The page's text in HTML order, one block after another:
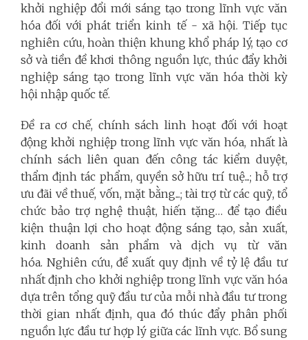
khởi nghiệp đổi mới sáng tạo trong lĩnh vực văn
hóa đối với phát triển kinh tế - xã hội. Tiếp tục
nghiên cứu, hoàn thiện khung khổ pháp lý, tạo cơ
sở và tiền đề khơi thông nguồn lực, thúc đẩy khởi
nghiệp sáng tạo trong lĩnh vực văn hóa thời kỳ
hội nhập quốc tế.
Đề ra cơ chế, chính sách linh hoạt đối với hoạt
động khởi nghiệp trong lĩnh vực văn hóa, nhất là
chính sách liên quan đến công tác kiểm duyệt,
thẩm định tác phẩm, quyền sở hữu trí tuệ...; hỗ trợ
ưu đãi về thuế, vốn, mặt bằng...; tài trợ từ các quỹ, tổ
chức bảo trợ nghệ thuật, hiến tặng… để tạo điều
kiện thuận lợi cho hoạt động sáng tạo, sản xuất,
kinh doanh sản phẩm và dịch vụ từ văn
hóa. Nghiên cứu, đề xuất quy định về tỷ lệ đầu tư
nhất định cho khởi nghiệp trong lĩnh vực văn hóa
dựa trên tổng quỹ đầu tư của mỗi nhà đầu tư trong
thời gian nhất định, qua đó thúc đẩy phân phối
nguồn lực đầu tư hợp lý giữa các lĩnh vực. Bổ sung